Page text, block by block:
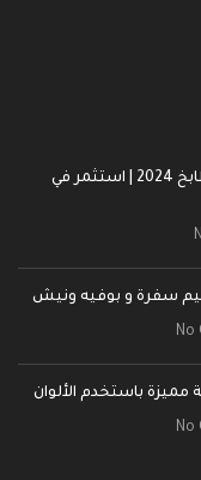
أفكار مبتكرة لتصميم الـ مطابخ 2024 | استثمر في
No
باستخدم الألوان
No